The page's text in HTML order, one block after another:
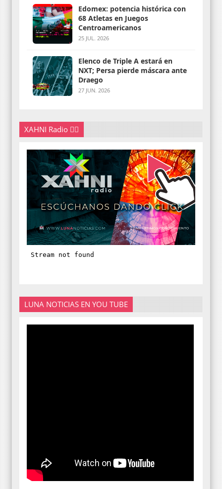
Edomex: potencia histórica con
68 Atletas en Juegos
Centroamericanos
25 JUL. 2026
Elenco de Triple A estará en
NXT; Persa pierde máscara ante
Draego
27 JUN. 2026
XAHNI Radio 👇🏽
LUNA NOTICIAS EN YOU TUBE